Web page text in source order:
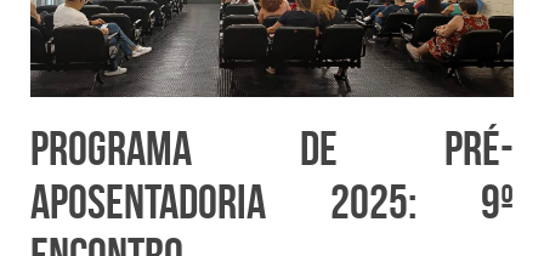
Programa de Pré-
Aposentadoria 2025: 9º